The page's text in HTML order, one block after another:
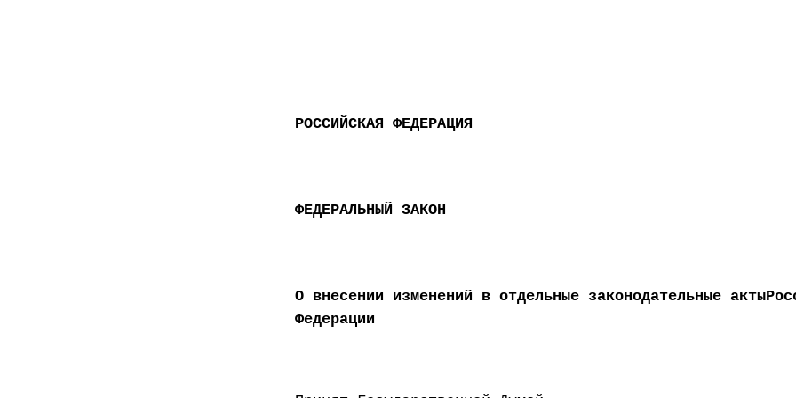
РОССИЙСКАЯ ФЕДЕРАЦИЯ
ФЕДЕРАЛЬНЫЙ ЗАКОН
О внесении изменений в отдельные законодательные
Федерации